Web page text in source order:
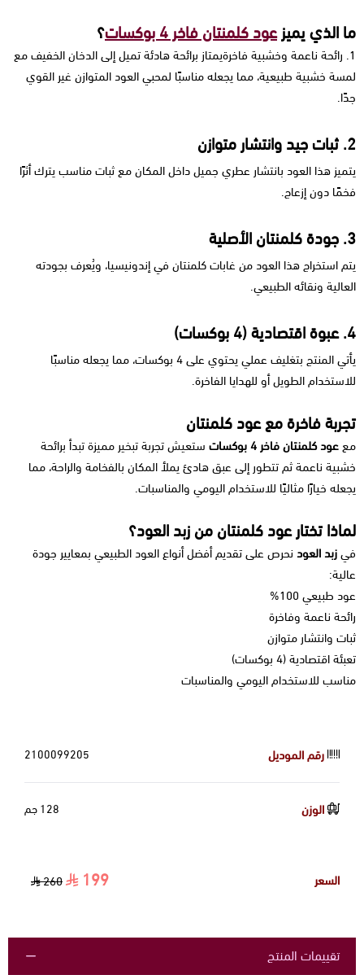
ما الذي يميزعود كلمنتان فاخر 4 بوكسات ؟
1. رائحة ناعمة وخشبية فاخرةيمتاز برائحة هادئة تميل إلى الدخان الخفيف مع
لمسة خشبية طبيعية، مما يجعله مناسبًا لمحبي العود المتوازن غير القوي
جدًا.
2. ثبات جيد وانتشار متوازن
يتميز هذا العود بانتشار عطري جميل داخل المكان مع ثبات مناسب يترك أثرًا
فخمًا دون إزعاج.
3. جودة كلمنتان الأصلية
يتم استخراج هذا العود من غابات كلمنتان في إندونيسيا، ويُعرف بجودته
العالية ونقائه الطبيعي.
4. عبوة اقتصادية (4 بوكسات)
يأتي المنتج بتغليف عملي يحتوي على 4 بوكسات، مما يجعله مناسبًا
للاستخدام الطويل أو للهدايا الفاخرة.
تجربة فاخرة مع عود كلمنتان
مععود كلمنتان فاخر 4 بوكسات
ستعيش تجربة تبخير مميزة تبدأ برائحة
خشبية ناعمة ثم تتطور إلى عبق هادئ يملأ المكان بالفخامة والراحة، مما
يجعله خيارًا مثاليًا للاستخدام اليومي والمناسبات.
لماذا تختار عود كلمنتان من زبد العود؟
فيزبد العود نحرص على تقديم أفضل أنواع العود الطبيعي بمعايير جودة
عالية:
عود طبيعي 100%
رائحة ناعمة وفاخرة
ثبات وانتشار متوازن
تعبئة اقتصادية (4 بوكسات)
مناسب للاستخدام اليومي والمناسبات
رقم الموديل 2100099205
الوزن 128 جم
السعر 199
260
تقييمات المنتج